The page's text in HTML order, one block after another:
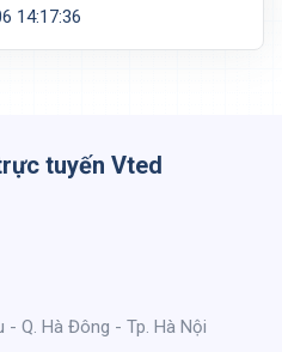
14:17:36
tuyến Vted
Q. Hà Đông - Tp. Hà Nội